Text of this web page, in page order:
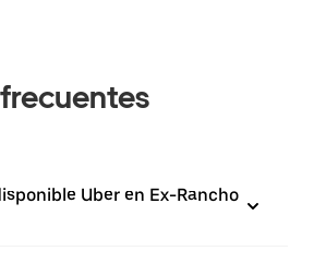
Uber en Ex-Rancho